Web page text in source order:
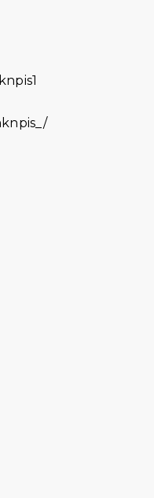
習 - 6月18日
習 - 6月11日（19:00